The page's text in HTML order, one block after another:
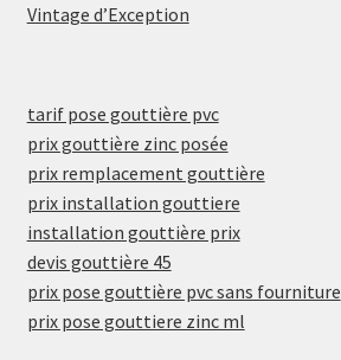
Vintage d’Exception
tarif pose gouttière pvc
prix gouttière zinc posée
prix remplacement gouttière
prix installation gouttiere
installation gouttière prix
devis gouttière 45
prix pose gouttière pvc sans fourniture
prix pose gouttiere zinc ml